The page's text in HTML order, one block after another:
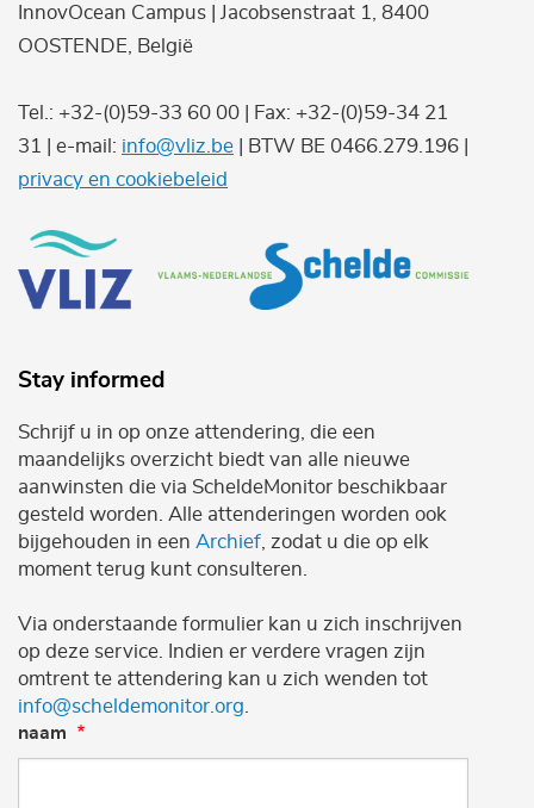
InnovOcean Campus | Jacobsenstraat 1, 8400
OOSTENDE, België
Tel.: +32-(0)59-33 60 00 | Fax: +32-(0)59-34 21
31 | e-mail: info@vliz.be | BTW BE 0466.279.196 |
privacy en cookiebeleid
Stay informed
Schrijf u in op onze attendering, die een
maandelijks overzicht biedt van alle nieuwe
aanwinsten die via ScheldeMonitor beschikbaar
gesteld worden. Alle attenderingen worden ook
bijgehouden in een Archief , zodat u die op elk
moment terug kunt consulteren.
Via onderstaande formulier kan u zich inschrijven
op deze service. Indien er verdere vragen zijn
omtrent te attendering kan u zich wenden tot
info@scheldemonitor.org
naam